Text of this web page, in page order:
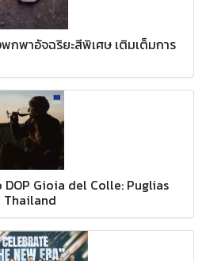
กพาอัจฉริยะสีพิเศษ เติมเต็มการ
Gioia del Colle: Puglias
Thailand